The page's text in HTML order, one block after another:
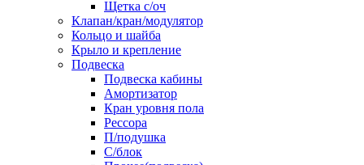
Щетка с/оч
Клапан/кран/модулятор
Кольцо и шайба
Крыло и крепление
Подвеска
Подвеска кабины
Амортизатор
Кран уровня пола
Рессора
П/подушка
С/блок